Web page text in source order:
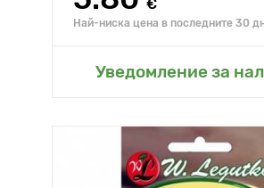
€
Най-ниска цена в последните 30
Уведомление за